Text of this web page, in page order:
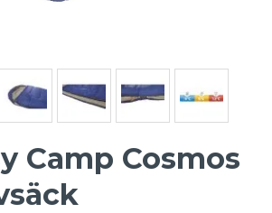
Camp Cosmos